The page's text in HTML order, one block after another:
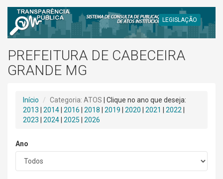
LEGISLAÇÃO
PREFEITURA DE CABECEIRA
GRANDE MG
Início Categoria: ATOS | Clique no ano que deseja:
2013
2014 2016 2018 2019 2020 2021 2022
2023
2024 2025 2026
Ano